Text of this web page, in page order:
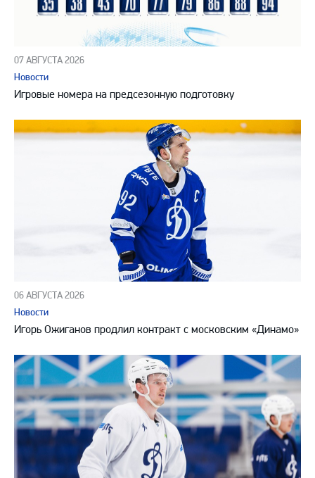
07 АВГУСТА 2026
Новости
Игровые номера на предсезонную подготовку
06 АВГУСТА 2026
Новости
Игорь Ожиганов продлил контракт с московским «Динамо»